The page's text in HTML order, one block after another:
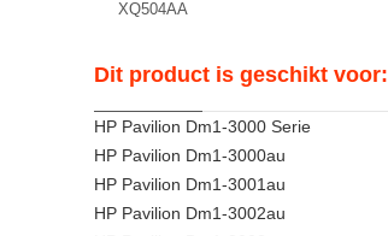
XQ504AA
Dit product is geschikt voor:
HP Pavilion Dm1-3000 Serie
HP Pavilion Dm1-3000au
HP Pavilion Dm1-3001au
HP Pavilion Dm1-3002au